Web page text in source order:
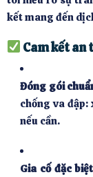
kết mang đến
Cam kết an
Đóng gói
chống va
nếu cần.
Gia cố đặc biệt